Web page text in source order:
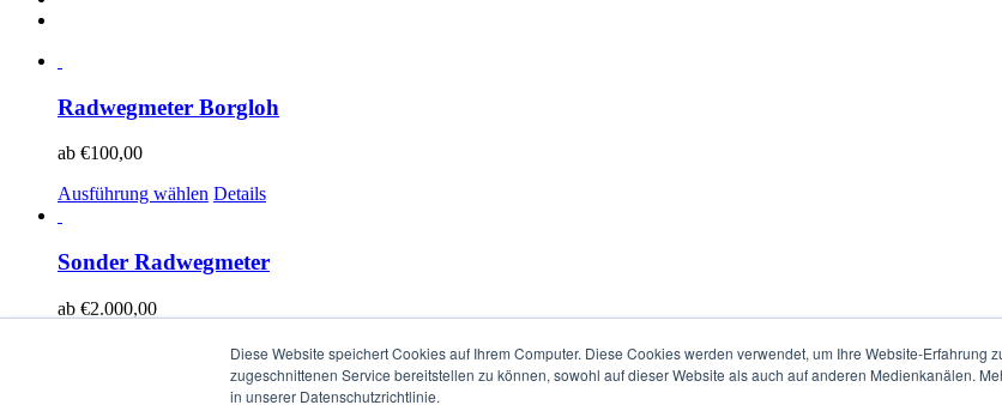
Diese Website speichert Cookies auf Ihrem Computer. Diese Cookies werden verwendet, um Ihre Website-Erfahrung
zugeschnittenen Service bereitstellen zu können, sowohl auf dieser Website als auch auf anderen Medienkanälen.
in unserer Datenschutzrichtlinie.
Radwegmeter Borgloh
ab €100,00
Ausführung wählen Details
Sonder Radwegmeter
ab €2.000,00
Details